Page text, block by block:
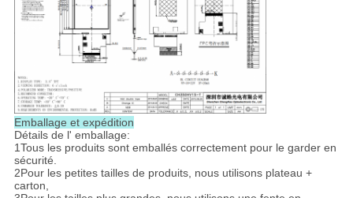
Emballage et expédition
Détails de l' emballage:
1Tous les produits sont emballés correctement pour le garder en
sécurité.
2Pour les petites tailles de produits, nous utilisons plateau +
carton,